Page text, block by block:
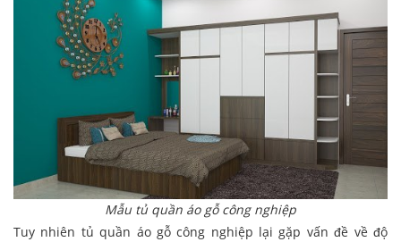
Mẫu tủ quần áo gỗ công nghiệp
Tuy nhiên tủ quần áo gỗ công nghiệp lại gặp vấn đề về độ